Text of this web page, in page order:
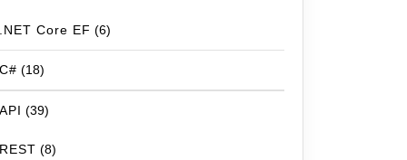
.NET Core EF (6)
C# (18)
API (39)
REST (8)